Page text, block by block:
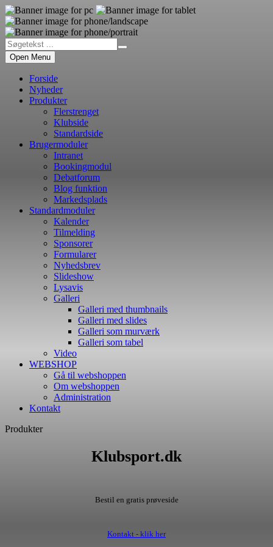
Open Menu
Forside
Nyheder
Produkter
Flerstrenget
Klubside
Standardside
Brugermoduler
Intranet
Bookingmodul
Debatforum
Blog funktion
Markedsplads
Standardmoduler
Kalender
Tilmelding
Sponsorer
Formularer
Nyhedsbrev
Slideshow
Lysavis
Galleri
Galleri med thumbnails
Galleri med slides
Galleri som murværk
Galleri som tabel
Video
WEBSHOP
Gå til webshoppen
Om webshoppen
Administration
Kontakt
Produkter
Klubsport.dk
Bestil en gratis prøveside
Kontakt - klik her